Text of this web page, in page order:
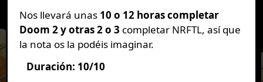
Nos llevará unas 10 o 12 horas completar
Doom 2 y otras 2 o 3 completar NRFTL, así que
la nota os la podéis imaginar.
Duración: 10/10